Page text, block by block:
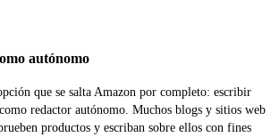
autónomo
que se salta Amazon por completo: escribir
redactor autónomo. Muchos blogs y sitios web
productos y escriban sobre ellos con fines